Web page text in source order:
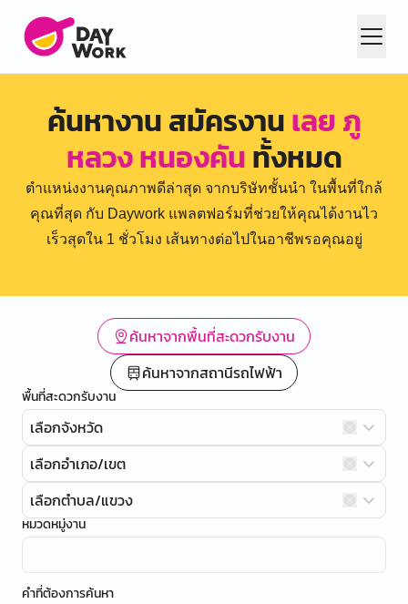
ค้นหางาน สมัครงานเลย ภู
หลวง หนองคันทั้งหมด
ตำแหน่งงานคุณภาพดีล่าสุด จากบริษัทชั้นนำ ในพื้นที่ใกล้
คุณที่สุด กับ Daywork แพลตฟอร์มที่ช่วยให้คุณได้งานไว
เร็วสุดใน 1 ชั่วโมง เส้นทางต่อไปในอาชีพรอคุณอยู่
ค้นหาจากพื้นที่สะดวกรับงาน
ค้นหาจากสถานีรถไฟฟ้า
พื้นที่สะดวกรับงาน
เลือกจังหวัด
เลือกอำเภอ/เขต
เลือกตำบล/แขวง
หมวดหมู่งาน
คำที่ต้องการค้นหา